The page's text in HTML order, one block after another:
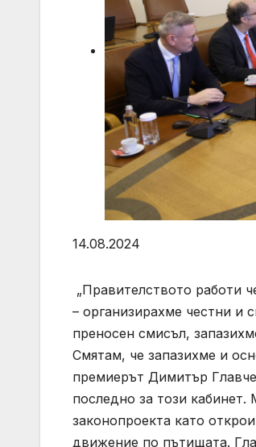
14.08.2024
„Правителството работи
– организирахме честни и
преносен смисъл,
Смятам, че запазихме и
премиерът Димитър
последно за този
законопроекта като
движение по пътищата.